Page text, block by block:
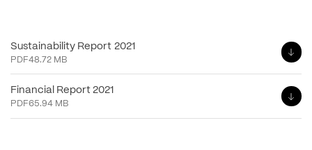
Sustainability Report 2021
PDF48.72 MB
Financial Report 2021
PDF65.94 MB